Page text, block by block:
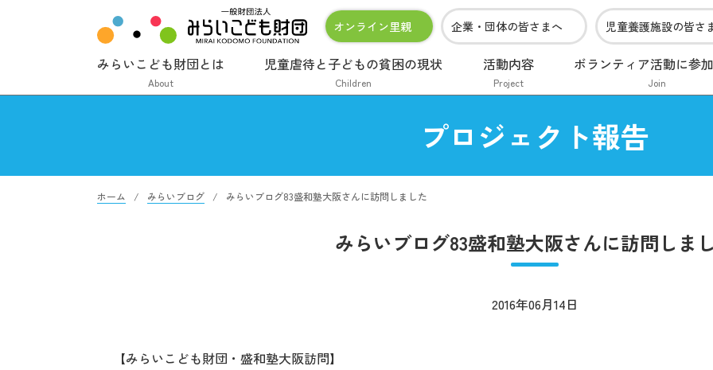
オンライン里親 企業・団体の皆さまへ 児童養護施設の皆さ
みらいこども財団とは
About
児童虐待と子どもの貧困の現状
Children
活動内容
Project
ボランティア活動に参
Join
プロジェクト報告
ホーム みらいブログ みらいブログ83盛和塾大阪さんに訪問しました
みらいブログ83盛和塾大阪さんに訪問しま
2016年06月14日
【みらいこども財団・盛和塾大阪訪問】